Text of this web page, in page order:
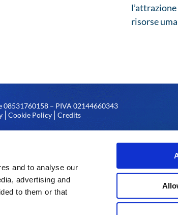
and to analyse our
advertising and
to them or that
risorse
08531760158 – PIVA 02144660343
Cookie Policy Credits
delle imprese dell’Emilia e partita Iva,
nell’ambito del Programma Operativo FESR